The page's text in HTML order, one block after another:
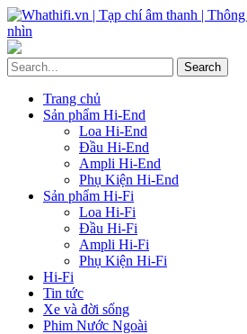
Trang chủ
Sản phẩm Hi-End
Loa Hi-End
Đầu Hi-End
Ampli Hi-End
Phụ Kiện Hi-End
Sản phẩm Hi-Fi
Loa Hi-Fi
Đầu Hi-Fi
Ampli Hi-Fi
Phụ Kiện Hi-Fi
Hi-Fi
Tin tức
Xe và đời sống
Phim Nước Ngoài